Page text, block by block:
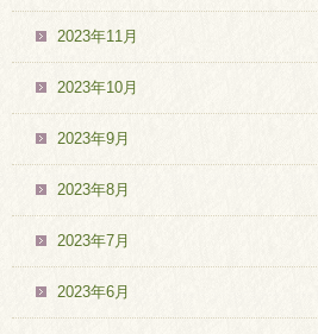
2023年11月
2023年10月
2023年9月
2023年8月
2023年7月
2023年6月